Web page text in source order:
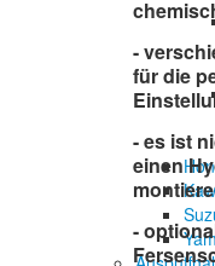
-
für die
- es ist
einen
-